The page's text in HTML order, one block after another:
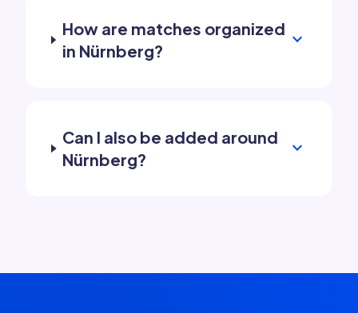
How are matches organized
in Nürnberg?
expand_more
Can I also be added around
Nürnberg?
expand_more